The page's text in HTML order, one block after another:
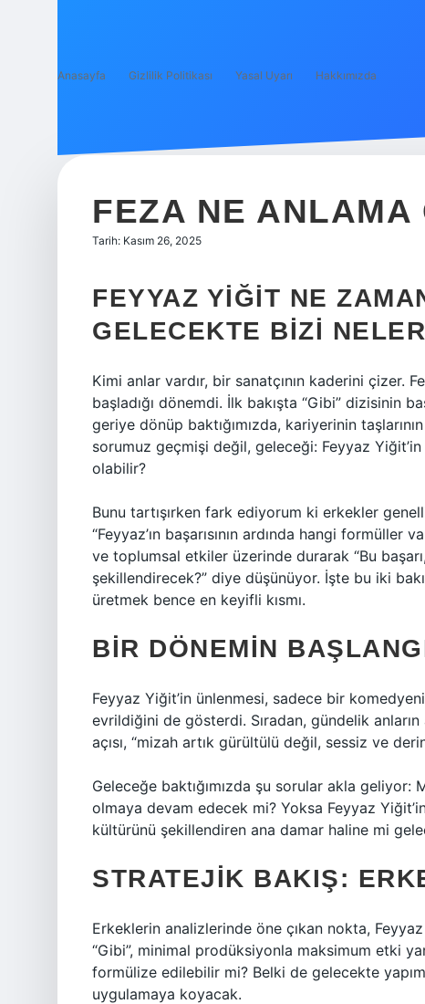
Anasayfa Gizlilik Politikası Yasal Uyarı Hakkımızda
FEZA NE ANLAMA
Tarih: Kasım 26, 2025
FEYYAZ YIĞIT NE
GELECEKTE BIZI
Kimi anlar vardır, bir sanatçının kaderini çizer.
başladığı dönemdi. İlk bakışta “Gibi” dizisinin
geriye dönüp baktığımızda, kariyerinin
sorumuz geçmişi değil, geleceği: Feyyaz
olabilir?
Bunu tartışırken fark ediyorum ki erkekler
“Feyyaz’ın başarısının ardında hangi
ve toplumsal etkiler üzerinde durarak “Bu başarı,
şekillendirecek?” diye düşünüyor. İşte bu iki
üretmek bence en keyifli kısmı.
BIR DÖNEMIN
Feyyaz Yiğit’in ünlenmesi, sadece bir
evrildiğini de gösterdi. Sıradan, gündelik
açısı, “mizah artık gürültülü değil, sessiz ve
Geleceğe baktığımızda şu sorular akla
olmaya devam edecek mi? Yoksa Feyyaz
kültürünü şekillendiren ana damar haline mi
STRATEJIK BAKIŞ:
Erkeklerin analizlerinde öne çıkan nokta,
“Gibi”, minimal prodüksiyonla maksimum etki
formülize edilebilir mi? Belki de gelecekte
uygulamaya koyacak.